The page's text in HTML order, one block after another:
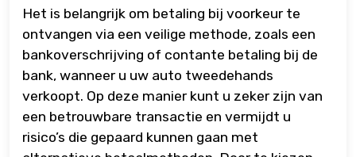
Het is belangrijk om betaling bij voorkeur te
ontvangen via een veilige methode, zoals een
bankoverschrijving of contante betaling bij de
bank, wanneer u uw auto tweedehands
verkoopt. Op deze manier kunt u zeker zijn van
een betrouwbare transactie en vermijdt u
risico’s die gepaard kunnen gaan met